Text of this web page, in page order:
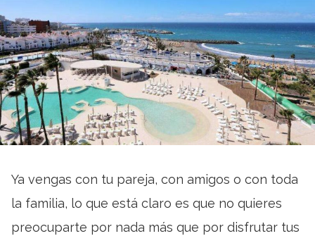
Ya vengas con tu pareja, con amigos o con toda
la familia, lo que está claro es que no quieres
preocuparte por nada más que por disfrutar tus